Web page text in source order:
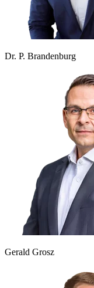
Dr. P. Brandenburg
Gerald Grosz